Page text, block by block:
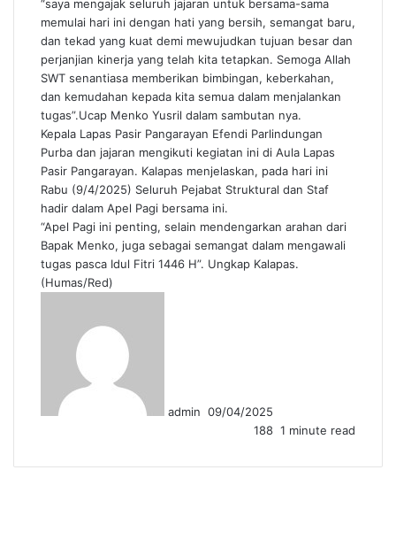
“saya mengajak seluruh jajaran untuk bersama-sama
memulai hari ini dengan hati yang bersih, semangat baru,
dan tekad yang kuat demi mewujudkan tujuan besar dan
perjanjian kinerja yang telah kita tetapkan. Semoga Allah
SWT senantiasa memberikan bimbingan, keberkahan,
dan kemudahan kepada kita semua dalam menjalankan
tugas”.Ucap Menko Yusril dalam sambutan nya.
Kepala Lapas Pasir Pangarayan Efendi Parlindungan
Purba dan jajaran mengikuti kegiatan ini di Aula Lapas
Pasir Pangarayan. Kalapas menjelaskan, pada hari ini
Rabu (9/4/2025) Seluruh Pejabat Struktural dan Staf
hadir dalam Apel Pagi bersama ini.
“Apel Pagi ini penting, selain mendengarkan arahan dari
Bapak Menko, juga sebagai semangat dalam mengawali
tugas pasca Idul Fitri 1446 H”. Ungkap Kalapas.
(Humas/Red)
admin 09/04/2025
188 1 minute read